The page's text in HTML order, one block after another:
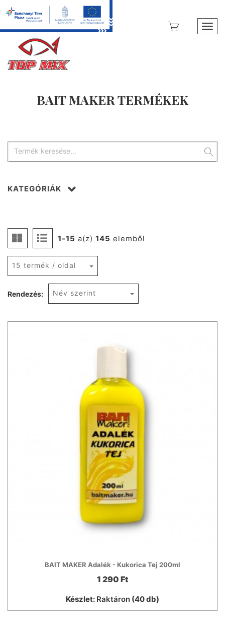
BAIT MAKER TERMÉKEK
1-15 a(z) 145 elemből
15 termék / oldal
Rendezés: Név szerint
BAIT MAKER Adalék - Kukorica Tej 200ml
1 290 Ft
Készlet: Raktáron (40 db)
KATEGÓRIÁK